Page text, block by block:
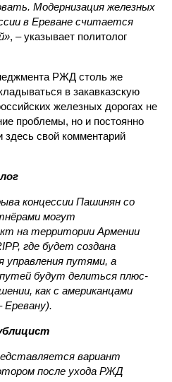
Модернизация железных
в Ереване считается
, – указывает политолог
РЖД столь же
в закавказскую
железных дорогах не
проблемы, но и постоянно
здесь свой комментарий
концессии Пашинян со
могут
на территории Армении
где будет создана
управления путями, а
будут делиться плюс-
как с американцами
Еревану).
вариант
после ухода РЖД